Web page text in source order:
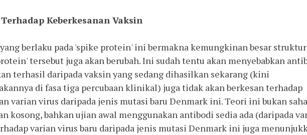
Keberkesanan Vaksin
berlaku pada 'spike protein' ini bermakna kemungkinan besar struktur
tersebut juga akan berubah. Ini sudah tentu akan menyebabkan
terhasil daripada vaksin yang sedang dihasilkan sekarang (kini
di fasa tiga percubaan klinikal) juga tidak akan berkesan terhadap
varian virus daripada jenis mutasi baru Denmark ini. Teori ini bukan
kosong, bahkan ujian awal menggunakan antibodi sedia ada (daripada
varian virus baru daripada jenis mutasi Denmark ini juga